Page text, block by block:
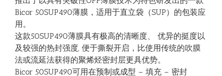
Bicor 50SUP490薄膜，适用于直立袋（SUP）的包装应
用。
这款50SUP490薄膜具有极高的清晰度、 优异的挺度以
及较强的热封强度, 便于撕裂开启，比使用传统的吹膜
法或流延法获得的聚烯烃密封层更具优势。
Bicor 50SUP490可用在预制或成型 – 填充 – 密封